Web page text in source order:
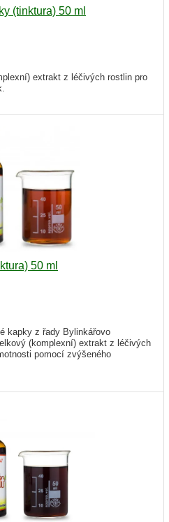
(tinktura) 50 ml
extrakt z léčivých rostlin pro
50 ml
kapky z řady Bylinkářovo
(komplexní) extrakt z léčivých
pomocí zvýšeného